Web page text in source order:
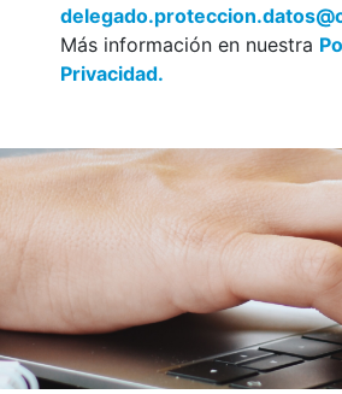
Más información en nuestra
Privacidad.